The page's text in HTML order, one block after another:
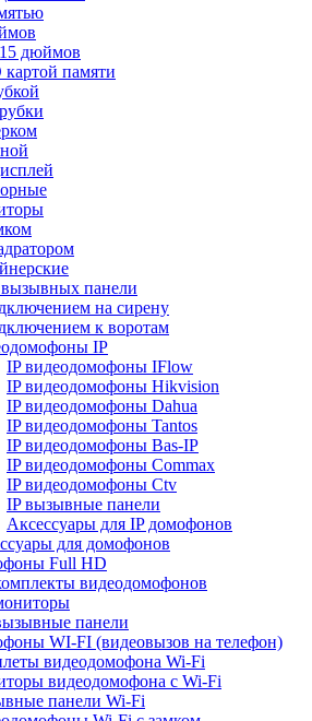
дюймов
памяти
панели
на сирену
к воротам
IP
IP видеодомофоны IFlow
IP видеодомофоны Hikvision
IP видеодомофоны Dahua
IP видеодомофоны Tantos
IP видеодомофоны Bas-IP
IP видеодомофоны Commax
IP видеодомофоны Ctv
IP вызывные панели
Аксессуары для IP домофонов
для домофонов
Full HD
видеодомофонов
панели
WI-FI (видеовызов на телефон)
видеодомофона Wi-Fi
видеодомофона с Wi-Fi
панели Wi-Fi